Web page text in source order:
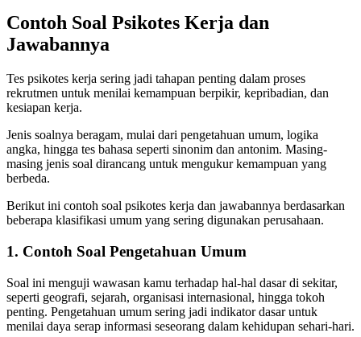
Contoh Soal Psikotes Kerja dan
Jawabannya
Tes psikotes kerja sering jadi tahapan penting dalam proses
rekrutmen untuk menilai kemampuan berpikir, kepribadian, dan
kesiapan kerja.
Jenis soalnya beragam, mulai dari pengetahuan umum, logika
angka, hingga tes bahasa seperti sinonim dan antonim. Masing-
masing jenis soal dirancang untuk mengukur kemampuan yang
berbeda.
Berikut ini contoh soal psikotes kerja dan jawabannya berdasarkan
beberapa klasifikasi umum yang sering digunakan perusahaan.
1. Contoh Soal Pengetahuan Umum
Soal ini menguji wawasan kamu terhadap hal-hal dasar di sekitar,
seperti geografi, sejarah, organisasi internasional, hingga tokoh
penting. Pengetahuan umum sering jadi indikator dasar untuk
menilai daya serap informasi seseorang dalam kehidupan sehari-hari.